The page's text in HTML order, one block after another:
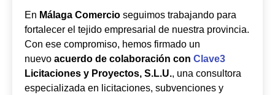
En Málaga Comercio seguimos trabajando para
fortalecer el tejido empresarial de nuestra provincia.
Con ese compromiso, hemos firmado un
nuevo acuerdo de colaboración con Clave3
Licitaciones y Proyectos, S.L.U., una consultora
especializada en licitaciones, subvenciones y